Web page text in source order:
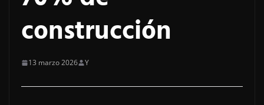
construcción
13 marzo 2026 Y